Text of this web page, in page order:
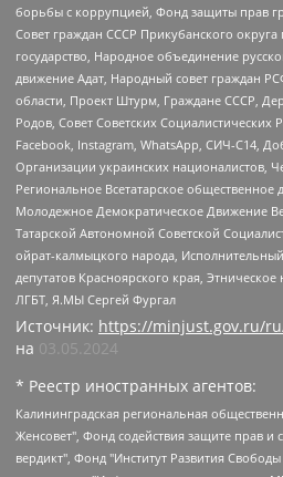
борьбы с коррупцией, Фонд защиты прав
Совет граждан СССР Прикубанского
государство, Народное объединение
движение Адат, Народный совет граждан
области, Проект Штурм, Граждане СССР,
Родов, Совет Советских Социалистических
Facebook, Instagram, WhatsApp, СИЧ-С14,
Организации украинских националистов,
Региональное Всетатарское общественное
Молодежное Демократическое Движение
Татарской Автономной Советской
ойрат-калмыцкого народа,
депутатов Красноярского края,
ЛГБТ, Я.МЫ Сергей Фургал
Источник: https://minjust.gov.ru/
на 03.05.2024
* Реестр иностранных агентов:
Калининградская региональная общественная организация "Экозащита!-Женсовет", Фонд содействия защите прав и свобод граждан "Общественный вердикт", Фонд "Институт Развития Свободы Информации", Частное учреждение "Информационное агентство МЕМО. РУ", Региональная общественная организация "Общественная комиссия по сохранению наследия академика Сахарова", Фонд поддержки свободы прессы, Санкт-Петербургская общественная правозащитная организация "Гражданский контроль", Межрегиональная общественная организация "Информационно-просветительский центр "Мемориал", Региональный Фонд "Центр Защиты Прав Средств Массовой Информации", с 05.12.2023 Фонд "Центр Защиты Прав Средств массовой информации", Региональная общественная благотворительная организация помощи беженцам и мигрантам "Гражданское содействие", Негосударственное образовательное учреждение дополнительного профессионального образования (повышение квалификации) специалистов "АКАДЕМИЯ ПО ПРАВАМ ЧЕЛОВЕКА", Свердловская региональная общественная организация "Сутяжник", Автономная некоммерческая организация "Центр независимых социологических исследований", Союз общественных объединений "Российский исследовательский центр по правам человека", Региональное общественное учреждение научно-информационный центр "МЕМОРИАЛ", Некоммерческая организация "Фонд защиты гласности", Автономная некоммерческая организация "Институт прав человека", Городская общественная организация "Екатеринбургское общество "МЕМОРИАЛ", Городская общественная организация "Рязанское историко-просветительское и правозащитное общество "Мемориал" (Рязанский Мемориал), Челябинский региональный орган общественной самодеятельности – женское общественное объединение "Женщины Евразии", Челябинский региональный орган общественной самодеятельности "Уральская правозащитная группа", Фонд содействия защите здоровья и социальной справедливости имени Андрея Рылькова, Автономная Некоммерческая Организация "Аналитический Центр Юрия Левады", Автономная некоммерческая организация социальной поддержки населения "Проект Апрель", Региональная общественная организация помощи женщинам и детям, находящимся в кризисной ситуации "Информационно-методический центр "Анна", Фонд содействия развитию массовых коммуникаций и правовому просвещению "Так-так-Так", Фонд содействия устойчивому развитию "Серебряная тайга", Свердловский региональный общественный фонд социальных проектов "Новое время", "Idel.Реалии", Кавказ.Реалии, Крым.Реалии, Телеканал Настоящее Время, Татаро-башкирская служба Радио Свобода (Azatliq Radiosi), Радио Свободная Европа/Радио Свобода (PCE/PC), "Сибирь.Реалии", "Фактограф", Благотворительный фонд помощи осужденным и их семьям, Автономная некоммерческая организация "Институт глобализации и социальных движений", Фонд "В защиту прав заключенных", Частное учреждение "Центр поддержки и содействия развитию средств массовой информации", Пензенский региональный общественный благотворительный фонд "Гражданский союз", "Север.Реалии", Некоммерческая организация Фонд "Правовая инициатива", Общество с ограниченной ответственностью "Радио Свободная Европа/Радио Свобода", Чешское информационное агентство "MEDIUM-ORIENT", Красноярская региональная общественная организация "Мы против СПИДа", Камалягин Денис Николаевич, Маркелов Сергей Евгеньевич, Пономарев Лев Александрович, Савицкая Людмила Алексеевна, Автономная некоммерческая организация "Центр по работе с проблемой насилия "НАСИЛИЮ.НЕТ", Межрегиональный профессиональный союз работников здравоохранения "Альянс врачей", Юридическое лицо, зарегистрированное в Латвийской Республике, SIA "Medusa Project" (регистрационный номер 40103797863, дата регистрации 10.06.2014), Некоммерческая организация "Фонд по борьбе с коррупцией", Автономная некоммерческая организация "Институт права и публичной политики", Баданин Роман Сергеевич, Гликин Максим Александрович, Железнова Мария Михайловна, Лукьянова Юлия Сергеевна, Маетная Елизавета Витальевна, Маняхин Петр Борисович, Чуракова Ольга Владимировна, Ярош Юлия Петровна, Юридическое лицо "The Insider SIA", зарегистрированное в Риге, Латвийская Республика (дата регистрации 26.06.2015), являющееся администратором доменного имени интернет-издания "The Insider SIA", https://theins.ru, Постернак Алексей Евгеньевич, Рубин Михаил Аркадьевич, Анин Роман Александрович, Юридическое лицо Istories fonds, зарегистрированное в Латвийской Республике (регистрационный номер 50008295751, дата регистрации 24.02.2020), Великовский Дмитрий Александрович, Долинина Ирина Николаевна, Мароховская Алеся Алексеевна, Шлейнов Роман Юрьевич, Шмагун Олеся Валентиновна, Общество с ограниченной ответственностью "Альтаир 2021", Общество с ограниченной ответственностью "Вега 2021", Общество с ограниченной ответственностью "Главный редактор 2021", Общество с ограниченной ответственностью "Ромашки монолит", Важенков Артем Валерьевич, Ивановская областная общественная организация "Центр гендерных исследований", Гурман Юрий Альбертович, Медиапроект "ОВД-Инфо", Егоров Владимир Владимирович, Жилинский Владимир Александрович, Общество с ограниченной ответственностью "ЗП", Иванова София Юрьевна, Карезина Инна Павловна, Кильтау Екатерина Викторовна, Петров Алексей Викторович, Пискунов Сергей Евгеньевич, Смирнов Сергей Сергеевич, Тихонов Михаил Сергеевич, Общество с ограниченной ответственностью "ЖУРНАЛИСТ-ИНОСТРАННЫЙ АГЕНТ", Арапова Галина Юрьевна, Вольтская Татьяна Анатольевна, Американская компания "Mason G.E.S. Anonymous Foundation" (США), являющаяся владельцем интернет-издания https://mnews.world/, Компания "Stichting Bellingcat", зарегистрированная в Нидерландах (дата регистрации 11.07.2018), Захаров Андрей Вячеславович, Клепиковская Екатерина Дмитриевна, Общество с ограниченной ответственностью "МЕМО", Перл Роман Александрович, Симонов Евгений Алексеевич, Соловьева Елена Анатольевна, Сотников Даниил Владимирович, Сурначева Елизавета Дмитриевна, Автономная